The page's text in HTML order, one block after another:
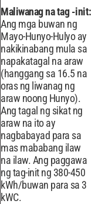
Maliwanag na tag -init:
Ang mga buwan ng
Mayo-Hunyo-Hulyo ay
nakikinabang mula sa
napakatagal na araw
(hanggang sa 16.5 na
oras ng liwanag ng
araw noong Hunyo).
Ang tagal ng sikat ng
araw na ito ay
nagbabayad para sa
mas mababang ilaw
na ilaw. Ang paggawa
ng tag-init ng 380-450
kWh/buwan para sa 3
kWC.